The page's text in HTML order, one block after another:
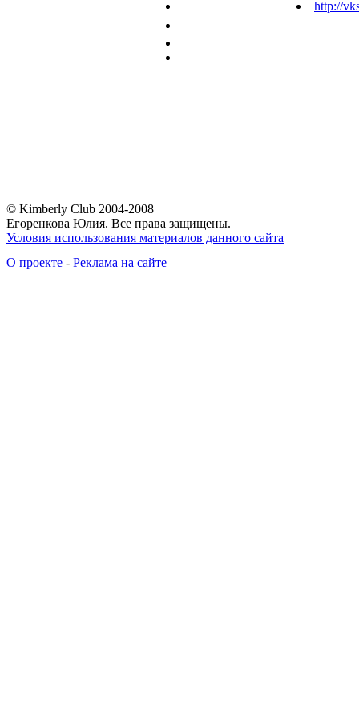
http://
© Kimberly Club 2004-2008
Егоренкова Юлия. Все права защищены.
Условия использования материалов данного сайта
О проекте - Реклама на сайте